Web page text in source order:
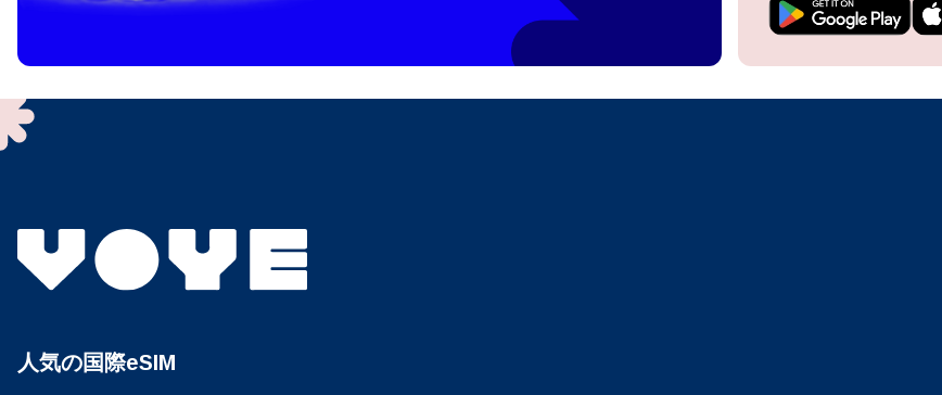
To get your eSIM, start by checking if your device supports eSIM
technology. Then, contact your mobile carrier to request an eSIM
or enter in your device settings. Once activated, you can enjoy
人気の国際eSIM
アカウントにログインするか、数秒でアカウントを作成してくだ